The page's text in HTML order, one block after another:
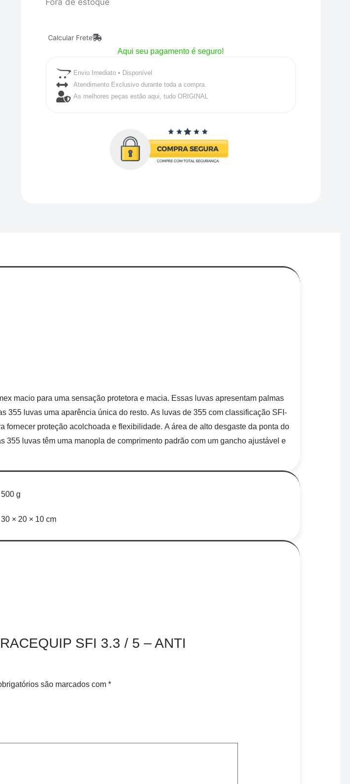
Calcular Frete
Aqui seu pagamento é seguro!
Envio Imediato • Disponível
Atendimento Exclusivo durante toda a compra.
As melhores peças estão aqui, tudo ORIGINAL
macio para uma sensação protetora e macia. Essas luvas apresentam palmas
355 luvas uma aparência única do resto. As luvas de 355 com classificação SFI-
fornecer proteção acolchoada e flexibilidade. A área de alto desgaste da ponta do
luvas têm uma manopla de comprimento padrão com um gancho ajustável e
500 g
30 × 20 × 10 cm
SFI 3.3 / 5 – ANTI
são marcados com *